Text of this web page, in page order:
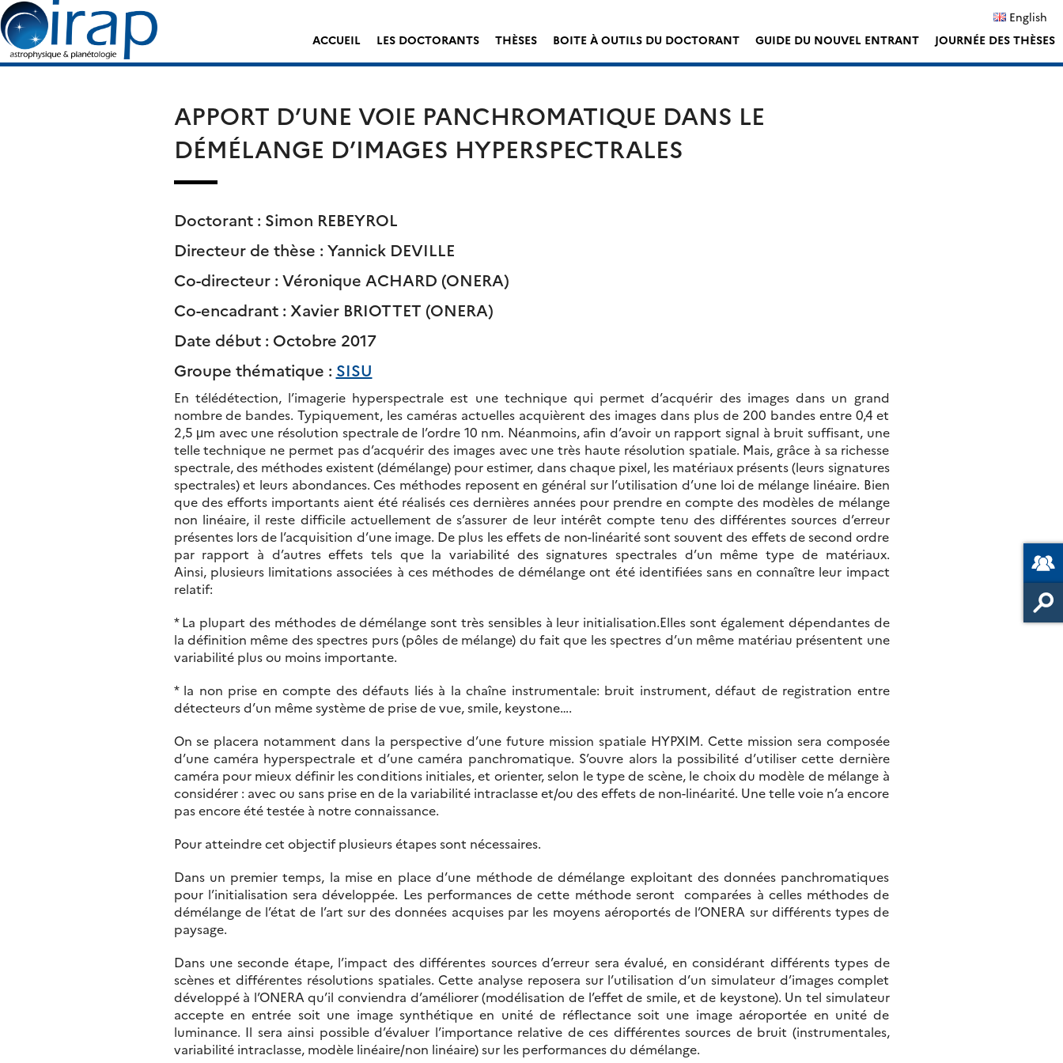
Skip
to
content
English
ACCUEIL
LES DOCTORANTS THÈSES BOITE À OUTILS DU DOCTORANT GUIDE DU NOUVEL ENTRANT JOURNÉE DES THÈSES
APPORT D’UNE VOIE PANCHROMATIQUE DANS LE
DÉMÉLANGE D’IMAGES HYPERSPECTRALES
Doctorant : Simon REBEYROL
Directeur de thèse : Yannick DEVILLE
Co-directeur : Véronique ACHARD (ONERA)
Co-encadrant : Xavier BRIOTTET (ONERA)
Date début : Octobre 2017
Groupe thématique : SISU
En télédétection, l’imagerie hyperspectrale est une technique qui permet d’acquérir des images dans un grand
nombre de bandes. Typiquement, les caméras actuelles acquièrent des images dans plus de 200 bandes entre 0,4 et
2,5 μm avec une résolution spectrale de l’ordre 10 nm. Néanmoins, afin d’avoir un rapport signal à bruit suffisant, une
telle technique ne permet pas d’acquérir des images avec une très haute résolution spatiale. Mais, grâce à sa richesse
spectrale, des méthodes existent (démélange) pour estimer, dans chaque pixel, les matériaux présents (leurs signatures
spectrales) et leurs abondances. Ces méthodes reposent en général sur l’utilisation d’une loi de mélange linéaire. Bien
que des efforts importants aient été réalisés ces dernières années pour prendre en compte des modèles de mélange
non linéaire, il reste difficile actuellement de s’assurer de leur intérêt compte tenu des différentes sources d’erreur
présentes lors de l’acquisition d’une image. De plus les effets de non-linéarité sont souvent des effets de second ordre
par rapport à d’autres effets tels que la variabilité des signatures spectrales d’un même type de matériaux.
Ainsi, plusieurs limitations associées à ces méthodes de démélange ont été identifiées sans en connaître leur impact
relatif:
* La plupart des méthodes de démélange sont très sensibles à leur initialisation.Elles sont également dépendantes de
la définition même des spectres purs (pôles de mélange) du fait que les spectres d’un même matériau présentent une
variabilité plus ou moins importante.
* la non prise en compte des défauts liés à la chaîne instrumentale: bruit instrument, défaut de registration entre
détecteurs d’un même système de prise de vue, smile, keystone….
On se placera notamment dans la perspective d’une future mission spatiale HYPXIM. Cette mission sera composée
d’une caméra hyperspectrale et d’une caméra panchromatique. S’ouvre alors la possibilité d’utiliser cette dernière
caméra pour mieux définir les conditions initiales, et orienter, selon le type de scène, le choix du modèle de mélange à
considérer : avec ou sans prise en de la variabilité intraclasse et/ou des effets de non-linéarité. Une telle voie n’a encore
pas encore été testée à notre connaissance.
Pour atteindre cet objectif plusieurs étapes sont nécessaires.
Dans un premier temps, la mise en place d’une méthode de démélange exploitant des données panchromatiques
pour l’initialisation sera développée. Les performances de cette méthode seront comparées à celles méthodes de
démélange de l’état de l’art sur des données acquises par les moyens aéroportés de l’ONERA sur différents types de
paysage.
Dans une seconde étape, l’impact des différentes sources d’erreur sera évalué, en considérant différents types de
scènes et différentes résolutions spatiales. Cette analyse reposera sur l’utilisation d’un simulateur d’images complet
développé à l’ONERA qu’il conviendra d’améliorer (modélisation de l’effet de smile, et de keystone). Un tel simulateur
accepte en entrée soit une image synthétique en unité de réflectance soit une image aéroportée en unité de
luminance. Il sera ainsi possible d’évaluer l’importance relative de ces différentes sources de bruit (instrumentales,
variabilité intraclasse, modèle linéaire/non linéaire) sur les performances du démélange.
Rechercher :